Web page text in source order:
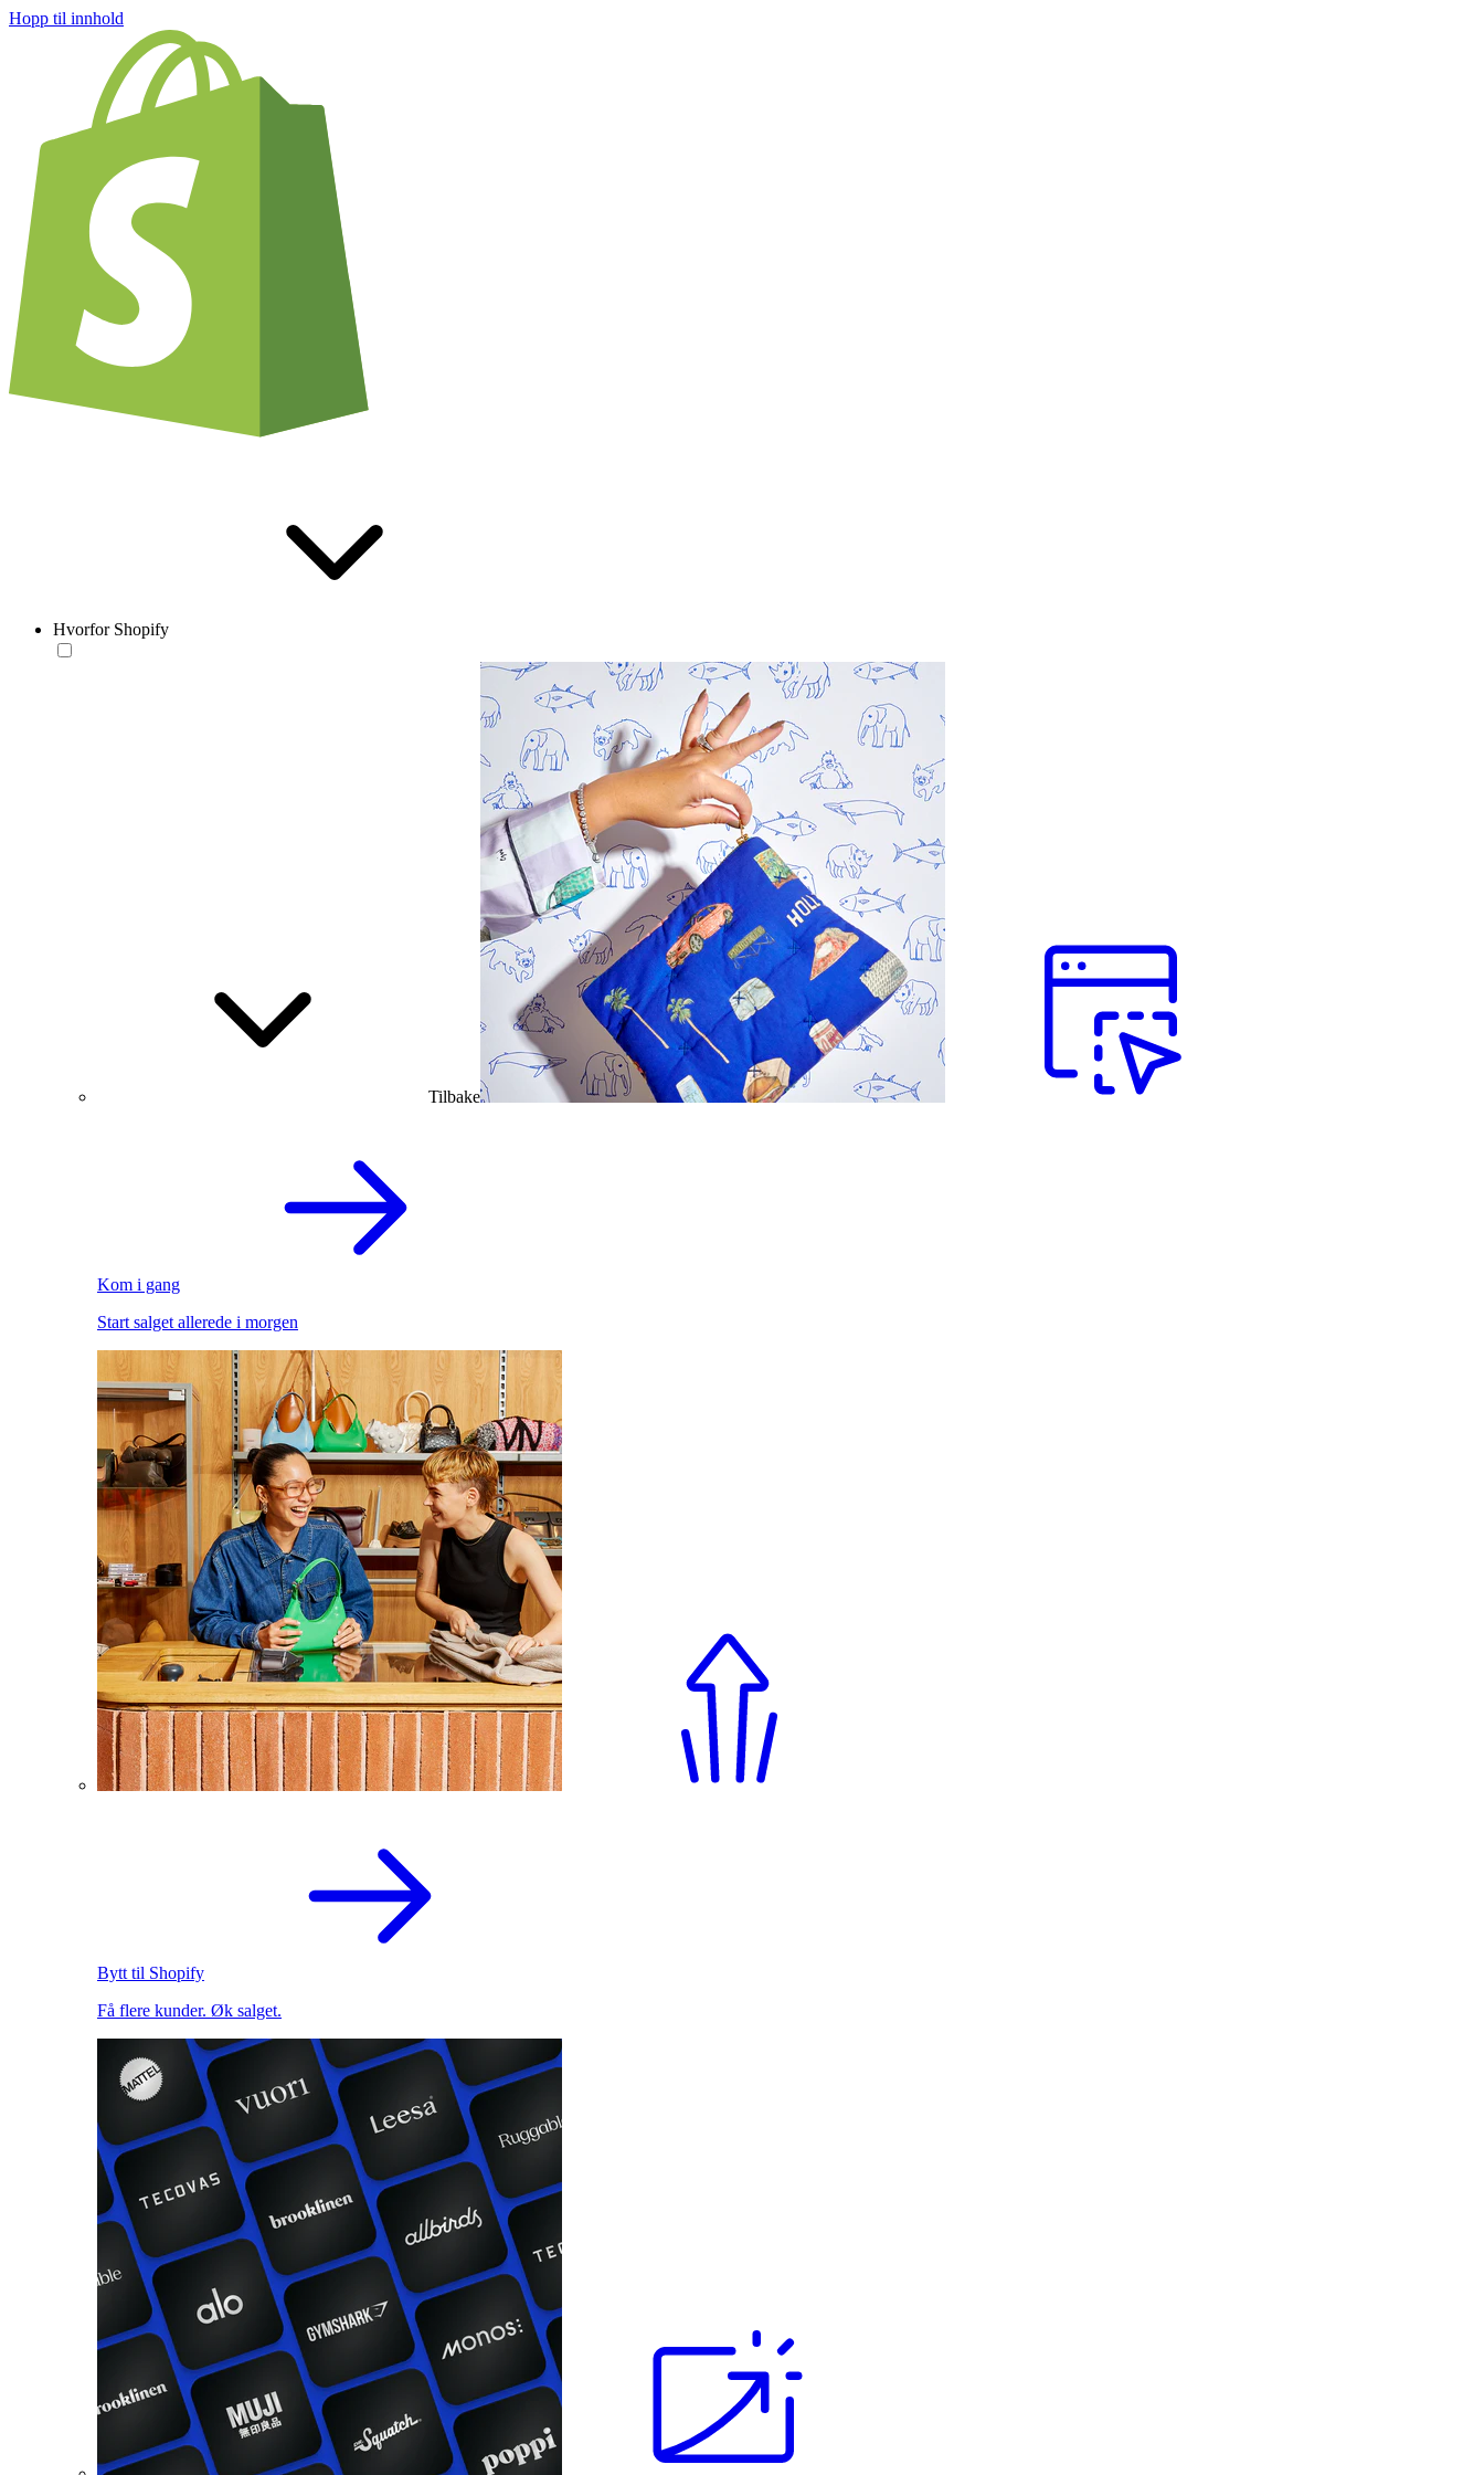
Hopp til innhold
Hvorfor Shopify
Tilbake
Kom i gang
Start salget allerede i morgen
Bytt til Shopify
Få flere kunder. Øk salget.